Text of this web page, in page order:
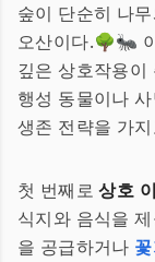
숲이 단순히 나
오산이다.🌳🐜
깊은 상호작용이
행성 동물이나
생존 전략을 가
첫 번째로상호
식지와 음식을
을 공급하거나